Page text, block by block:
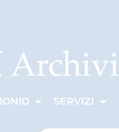
SERVIZI